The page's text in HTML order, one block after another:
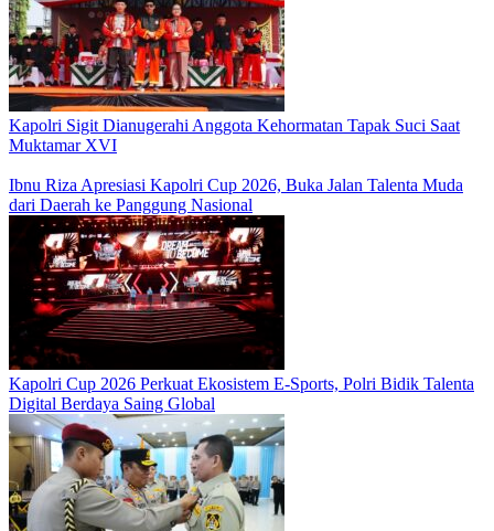
Kapolri Sigit Dianugerahi Anggota Kehormatan Tapak Suci Saat
Muktamar XVI
Ibnu Riza Apresiasi Kapolri Cup 2026, Buka Jalan Talenta Muda
dari Daerah ke Panggung Nasional
Kapolri Cup 2026 Perkuat Ekosistem E-Sports, Polri Bidik Talenta
Digital Berdaya Saing Global